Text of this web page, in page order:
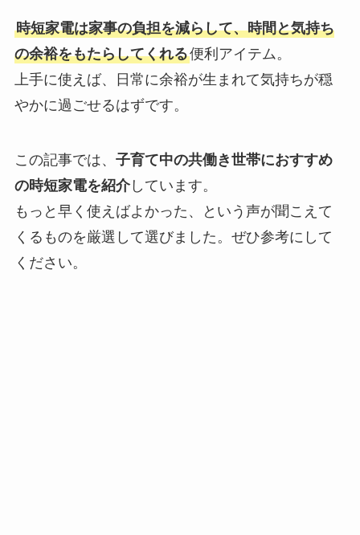
時短家電は家事の負担を減らして、時間と気持ち
の余裕をもたらしてくれる便利アイテム。
上手に使えば、日常に余裕が生まれて気持ちが穏
やかに過ごせるはずです。
この記事では、 子育て中の共働き世帯におすすめ
の時短家電を紹介しています。
もっと早く使えばよかった、という声が聞こえて
くるものを厳選して選びました。ぜひ参考にして
ください。